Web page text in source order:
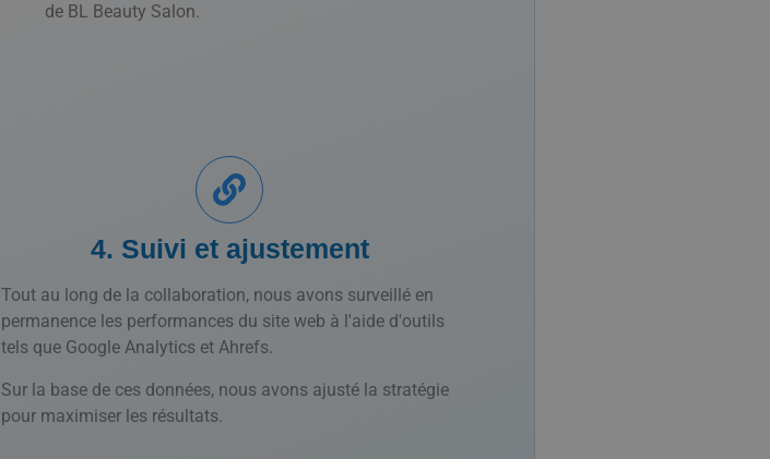
de BL Beauty Salon.
4. Suivi et ajustement
Tout au long de la collaboration, nous avons surveillé en
permanence les performances du site web à l'aide d'outils
tels que Google Analytics et Ahrefs.
Sur la base de ces données, nous avons ajusté la stratégie
pour maximiser les résultats.